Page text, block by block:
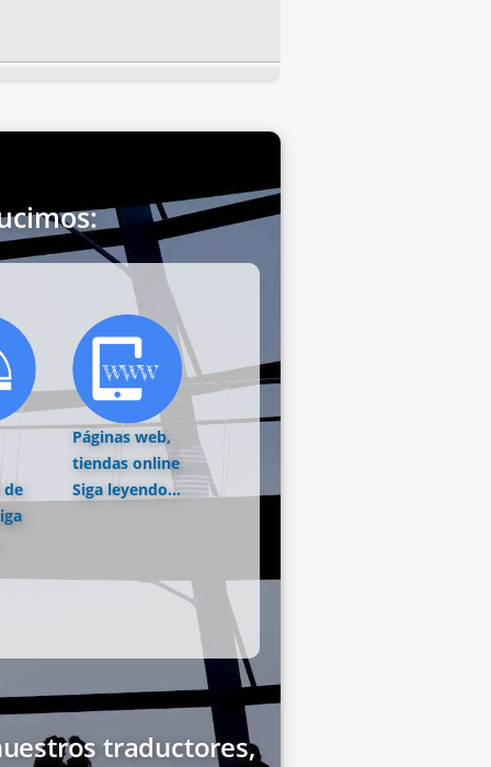
de
Páginas web,
tiendas online
Siga leyendo...
traductores,